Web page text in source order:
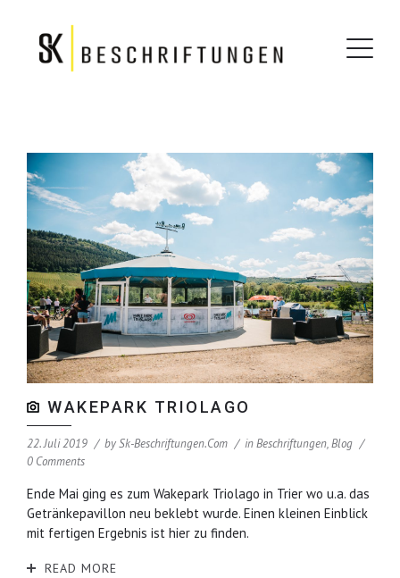
WAKEPARK TRIOLAGO
22. Juli 2019 bySk-Beschriftungen.com inBeschriftungen,Blog
0 Comments
Ende Mai ging es zum Wakepark Triolago in Trier wo u.a. das
Getränkepavillon neu beklebt wurde. Einen kleinen Einblick
mit fertigen Ergebnis ist hier zu finden.
READ MORE